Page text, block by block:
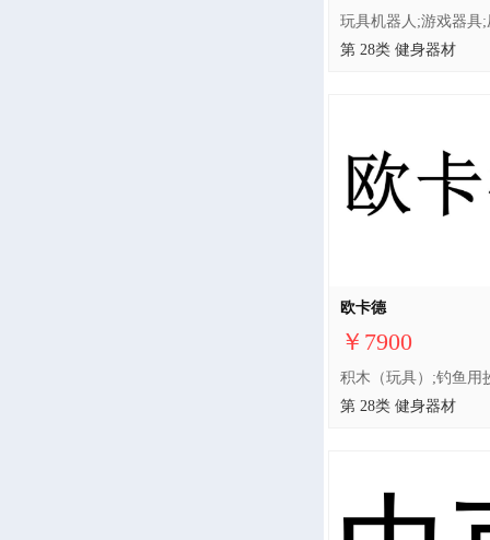
第 28类 健身器材
欧卡德
￥7900
第 28类 健身器材